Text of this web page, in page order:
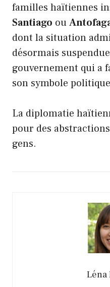
familles haïtiennes
Santiago ou
dont la situation
désormais
gouvernement qui a
son symbole
La diplomatie
pour des
gens.
Léna